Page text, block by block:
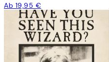
Ab 19,95 €